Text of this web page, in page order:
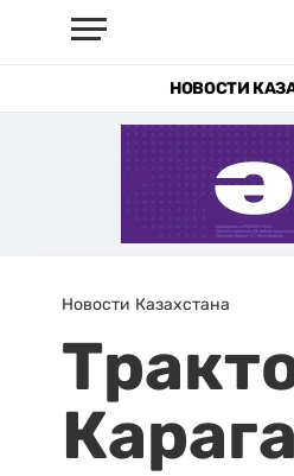
НОВОСТИ
Новости Казахстана